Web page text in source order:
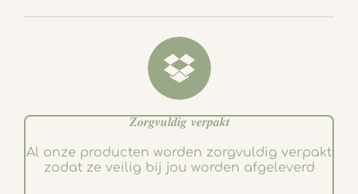
k
a
𝒁𝒐𝒓𝒈𝒗𝒖𝒍𝒅𝒊𝒈 𝒗𝒆𝒓𝒑𝒂𝒌𝒕
Al onze producten worden zorgvuldig verpakt
zodat ze veilig bij jou worden afgeleverd